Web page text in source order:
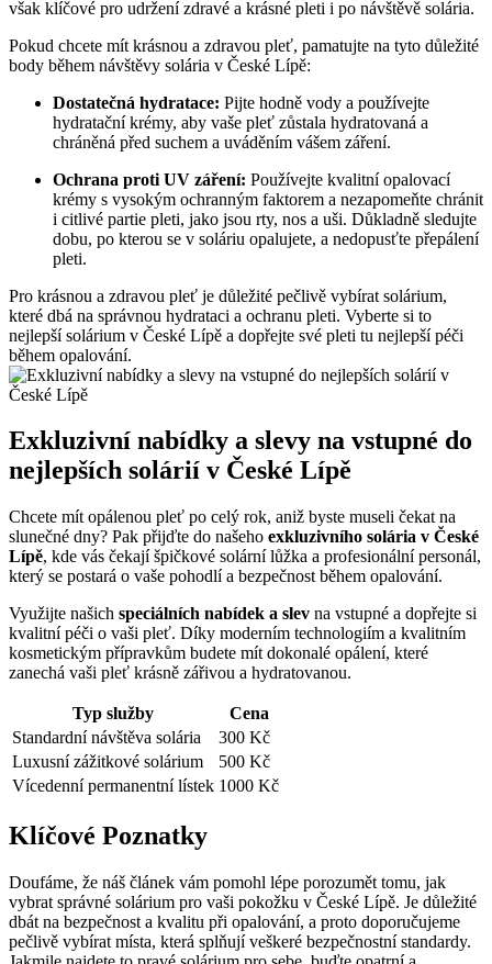
však klíčové pro udržení zdravé a krásné pleti i po návštěvě solária.
Pokud chcete mít krásnou a zdravou pleť, pamatujte na tyto důležité
body během návštěvy solária v České Lípě:
Dostatečná hydratace: Pijte hodně vody a používejte
hydratační krémy, aby vaše pleť zůstala hydratovaná a
chráněná před suchem a uváděním vášem záření.
Ochrana proti UV záření: Používejte kvalitní opalovací
krémy s vysokým ochranným faktorem a nezapomeňte chránit
i citlivé partie pleti, jako jsou rty, nos a uši. Důkladně sledujte
dobu, po kterou se v soláriu opalujete, a nedopusťte přepálení
pleti.
Pro krásnou a zdravou pleť je důležité pečlivě vybírat solárium,
které dbá na správnou hydrataci a ochranu pleti. Vyberte si to
nejlepší solárium v České Lípě a dopřejte své pleti tu nejlepší péči
během opalování.
Exkluzivní nabídky a slevy na vstupné do
nejlepších solárií v České Lípě
Chcete mít opálenou pleť po celý rok, aniž byste museli čekat na
slunečné dny? Pak přijďte do našeho exkluzivního solária v České
Lípě, kde vás čekají špičkové solární lůžka a profesionální personál,
který se postará o vaše pohodlí a bezpečnost během opalování.
Využijte našich speciálních nabídek a slev na vstupné a dopřejte si
kvalitní péči o vaši pleť. Díky moderním technologiím a kvalitním
kosmetickým přípravkům budete mít dokonalé opálení, které
zanechá vaši pleť krásně zářivou a hydratovanou.
Typ služby
Cena
Standardní návštěva solária
300 Kč
Luxusní zážitkové solárium
500 Kč
Vícedenní permanentní lístek 1000 Kč
Klíčové Poznatky
Doufáme, že náš článek vám pomohl lépe porozumět tomu, jak
vybrat správné solárium pro vaši pokožku v České Lípě. Je důležité
dbát na bezpečnost a kvalitu při opalování, a proto doporučujeme
pečlivě vybírat místa, která splňují veškeré bezpečnostní standardy.